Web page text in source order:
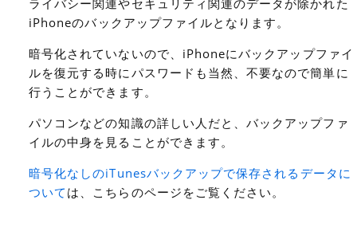
ライバシー関連やセキュリティ関連のデータが除かれた
iPhoneのバックアップファイルとなります。
暗号化されていないので、iPhoneにバックアップファイ
ルを復元する時にパスワードも当然、不要なので簡単に
行うことができます。
パソコンなどの知識の詳しい人だと、バックアップファ
イルの中身を見ることができます。
暗号化なしのiTunesバックアップで保存されるデータに
ついて は、こちらのページをご覧ください。